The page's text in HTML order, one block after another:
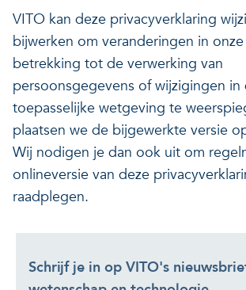
VITO kan deze privacyverklaring
bijwerken om veranderingen in
betrekking tot de verwerking van
persoonsgegevens of wijzigingen in
toepasselijke wetgeving te
plaatsen we de bijgewerkte versie
Wij nodigen je dan ook uit om
onlineversie van deze
raadplegen.
Schrijf je in op VITO's